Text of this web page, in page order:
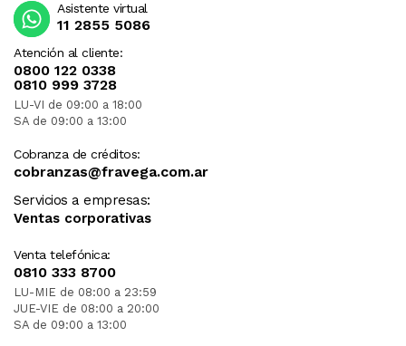
Atención al cliente:
0800 122 0338
0810 999 3728
LU-VI de 09:00 a 18:00
SA de 09:00 a 13:00
Cobranza de créditos:
cobranzas@fravega.com.ar
Servicios a empresas:
Ventas corporativas
Venta telefónica:
0810 333 8700
LU-MIE de 08:00 a 23:59
JUE-VIE de 08:00 a 20:00
SA de 09:00 a 13:00
Asistente virtual
11 2855 5086